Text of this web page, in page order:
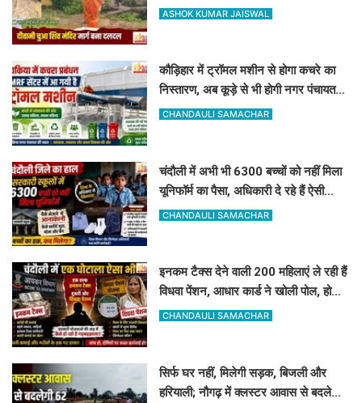
दी चक्का जाम की चेतावनी
ASHOK KUMAR JAISWAL
कौड़िहार में ट्रॉमल मशीन से होगा कचरे का
निस्तारण, अब कूड़े से भी होगी नगर पंचायत
की बंपर कमाई
CHANDAULI SAMACHAR
चंदौली में अभी भी 6300 बच्चों को नहीं मिला
यूनिफॉर्म का पैसा, अधिकारी दे रहे हैं ऐसी
दलील
CHANDAULI SAMACHAR
इनकम टैक्स देने वाली 200 महिलाएं ले रही हैं
विधवा पेंशन, आधार कार्ड ने खोली पोल, होगी
रिकवरी
CHANDAULI SAMACHAR
सिर्फ घर नहीं, मिलेगी सड़क, बिजली और
हरियाली; नौगढ़ में क्लस्टर आवास से बदलेगी